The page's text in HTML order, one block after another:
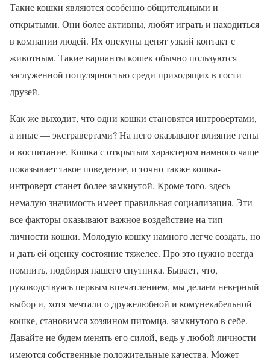
Такие кошки являются особенно общительными и
открытыми. Они более активны, любят играть и находиться
в компании людей. Их опекуны ценят узкий контакт с
животным. Такие варианты кошек обычно пользуются
заслуженной популярностью среди приходящих в гости
друзей.
Как же выходит, что одни кошки становятся интровертами,
а иные — экстравертами? На него оказывают влияние гены
и воспитание. Кошка с открытым характером намного чаще
показывает такое поведение, и точно также кошка-
интроверт станет более замкнутой. Кроме того, здесь
немалую значимость имеет правильная социализация. Эти
все факторы оказывают важное воздействие на тип
личности кошки. Молодую кошку намного легче создать, но
и дать ей оценку состояние тяжелее. Про это нужно всегда
помнить, подбирая нашего спутника. Бывает, что,
руководствуясь первым впечатлением, мы делаем неверный
выбор и, хотя мечтали о дружелюбной и комунекабельной
кошке, становимся хозяином питомца, замкнутого в себе.
Давайте не будем менять его силой, ведь у любой личности
имеются собственные положительные качества. Может